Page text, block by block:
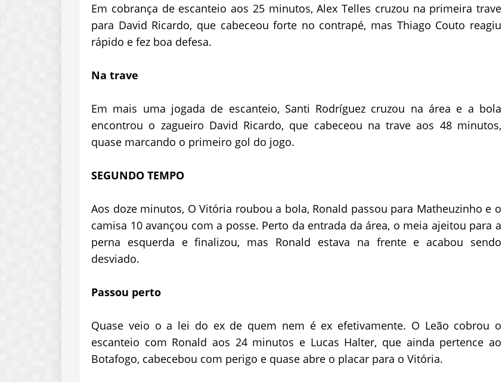
Em cobrança de escanteio aos 25 minutos, Alex Telles cruzou na primeira trave
para David Ricardo, que cabeceou forte no contrapé, mas Thiago Couto reagiu
rápido e fez boa defesa.
Na trave
Em mais uma jogada de escanteio, Santi Rodríguez cruzou na área e a bola
encontrou o zagueiro David Ricardo, que cabeceou na trave aos 48 minutos,
quase marcando o primeiro gol do jogo.
SEGUNDO TEMPO
Aos doze minutos, O Vitória roubou a bola, Ronald passou para Matheuzinho e o
camisa 10 avançou com a posse. Perto da entrada da área, o meia ajeitou para a
perna esquerda e finalizou, mas Ronald estava na frente e acabou sendo
desviado.
Passou perto
Quase veio o a lei do ex de quem nem é ex efetivamente. O Leão cobrou o
escanteio com Ronald aos 24 minutos e Lucas Halter, que ainda pertence ao
Botafogo, cabecebou com perigo e quase abre o placar para o Vitória.